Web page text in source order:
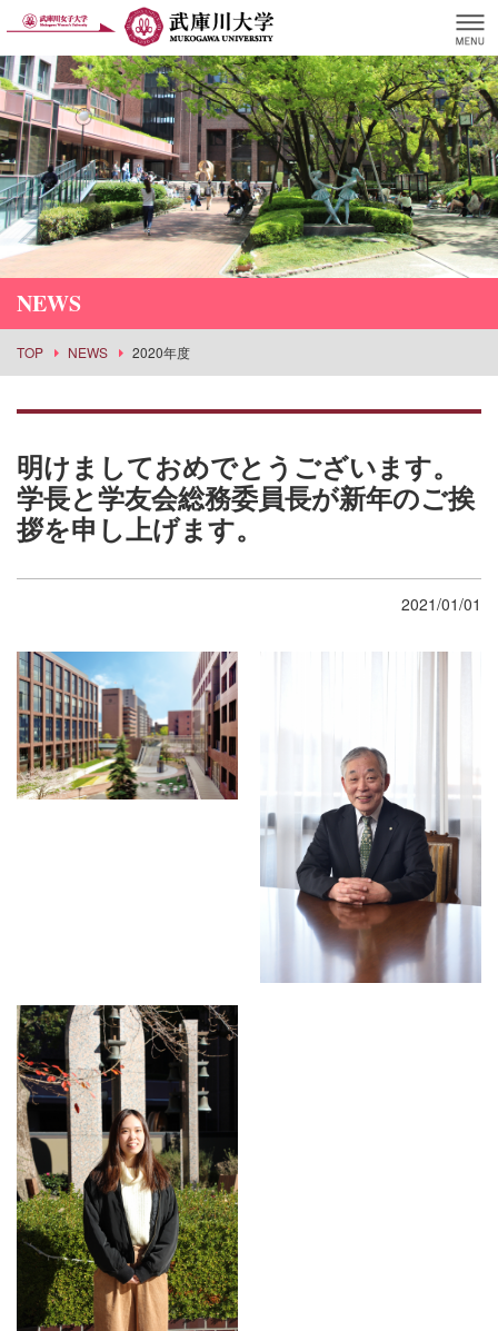
NEWS
TOP NEWS 2020年度
明けましておめでとうございます。
学長と学友会総務委員長が新年のご挨
拶を申し上げます。
2021/01/01